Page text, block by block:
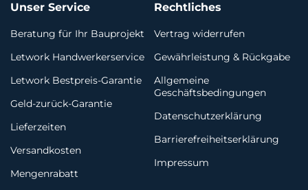
Unser Service
Beratung für Ihr Bauprojekt
Letwork Handwerkerservice
Letwork Bestpreis-Garantie
Geld-zurück-Garantie
Lieferzeiten
Versandkosten
Mengenrabatt
Rechtliches
Vertrag widerrufen
Gewährleistung & Rückgabe
Allgemeine
Geschäftsbedingungen
Datenschutzerklärung
Barrierefreiheitserklärung
Impressum